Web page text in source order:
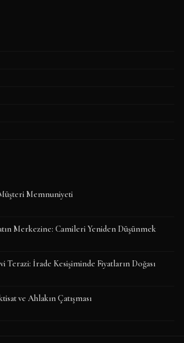
Memnuniyeti
Merkezine: Camileri Yeniden Düşünmek
Terazi: İrade Kesişiminde Fiyatların Doğası
ve Ahlakın Çatışması